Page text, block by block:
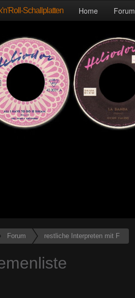
Schallplatten Home Forum
Forum restliche Interpreten mit F